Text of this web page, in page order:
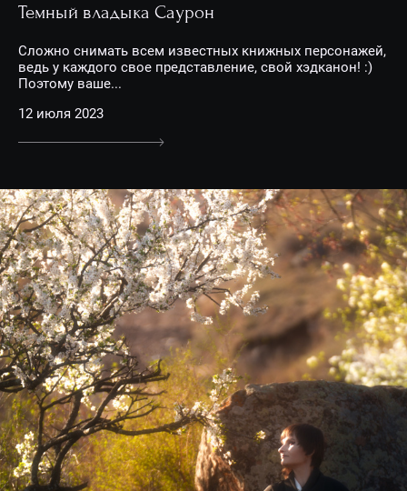
Темный владыка Саурон
Сложно снимать всем известных книжных персонажей,
ведь у каждого свое представление, свой хэдканон! :)
Поэтому ваше...
12 июля 2023